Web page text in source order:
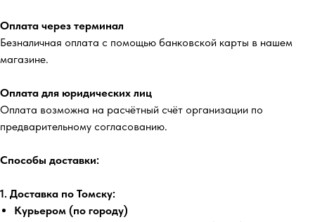
Оплата через терминал
Безналичная оплата с помощью банковской карты в нашем
магазине.
Оплата для юридических лиц
Оплата возможна на расчётный счёт организации по
предварительному согласованию.
Способы доставки:
1. Доставка по Томску:
Курьером (по городу)